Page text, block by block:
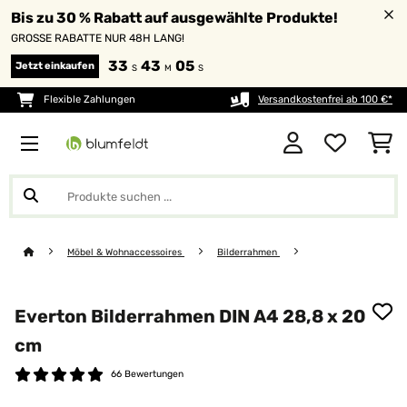
Bis zu 30 % Rabatt auf ausgewählte Produkte!
GROSSE RABATTE NUR 48H LANG!
Jetzt einkaufen 33 S 43 M 05 S
Flexible Zahlungen Versandkostenfrei ab 100 €*
Möbel & Wohnaccessoires Bilderrahmen
Everton Bilderrahmen DIN A4 28,8 x 20
cm
66 Bewertungen